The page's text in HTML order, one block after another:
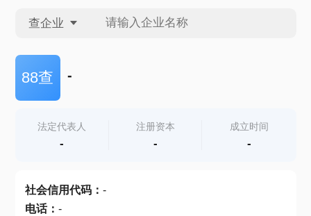
查企业
查企业
查产地
88查 -
法定代表人
-
注册资本
-
成立时间
-
社会信用代码： -
电话： -